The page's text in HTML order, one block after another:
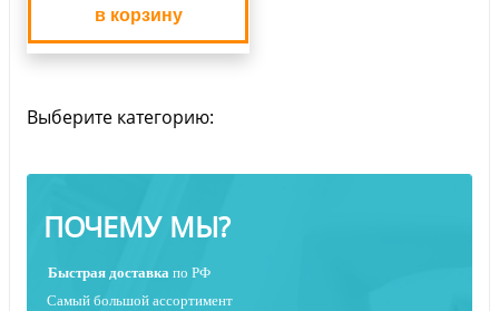
в корзину
Выберите категорию:
ПОЧЕМУ МЫ?
Быстрая доставка по РФ
Самый большой ассортимент